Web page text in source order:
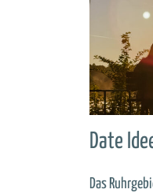
Date
Das